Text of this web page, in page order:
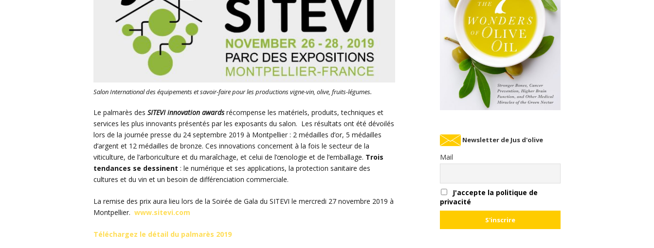
Salon International des équipements et savoir-faire pour les productions vigne-vin, olive, fruits-légumes.
Le palmarès des SITEVI innovation awardsrécompense les matériels, produits, techniques et
services les plus innovants présentés par les exposants du salon. Les résultats ont été dévoilés
lors de la journée presse du 24 septembre 2019 à Montpellier : 2 médailles d’or, 5 médailles
d’argent et 12 médailles de bronze. Ces innovations concernent à la fois le secteur de la
viticulture, de l’arboriculture et du maraîchage, et celui de l’œnologie et de l’emballage. Trois
tendances se dessinent : le numérique et ses applications, la protection sanitaire des
cultures et du vin et un besoin de différenciation commerciale.
La remise des prix aura lieu lors de la Soirée de Gala du SITEVI le mercredi 27 novembre 2019 à
Montpellier. www.sitevi.com
Téléchargez le détail du palmarès 2019
Newsletter de Jus d'olive
Mail
J'accepte la politique de
privacité